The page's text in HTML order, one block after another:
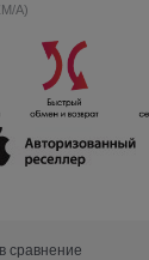
A)
сравнение